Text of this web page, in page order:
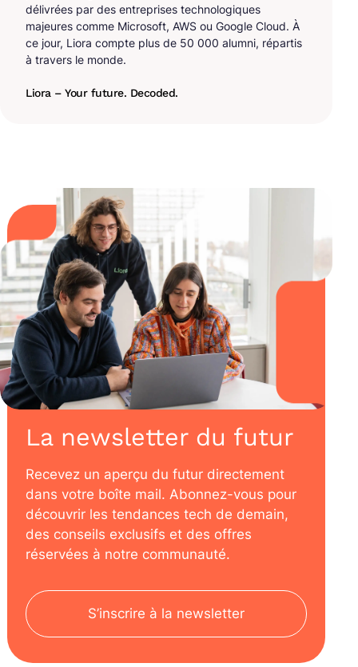
délivrées par des entreprises technologiques
majeures comme Microsoft, AWS ou Google Cloud. À
ce jour, Liora compte plus de 50 000 alumni, répartis
à travers le monde.
Liora – Your future. Decoded.
La newsletter du futur
Recevez un aperçu du futur directement
dans votre boîte mail. Abonnez-vous pour
découvrir les tendances tech de demain,
des conseils exclusifs et des offres
réservées à notre communauté.
S’inscrire à la newsletter